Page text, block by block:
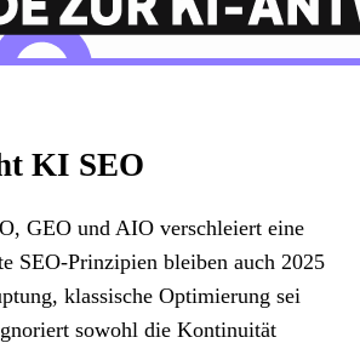
KI SEO
GEO und AIO verschleiert eine
SEO-Prinzipien bleiben auch 2025
klassische Optimierung sei
sowohl die Kontinuität